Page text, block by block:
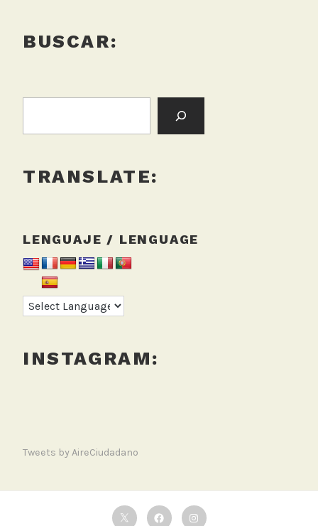
BUSCAR:
TRANSLATE:
LENGUAJE / LENGUAGE
INSTAGRAM:
Tweets by AireCiudadano
TwitterFacebookInstagram